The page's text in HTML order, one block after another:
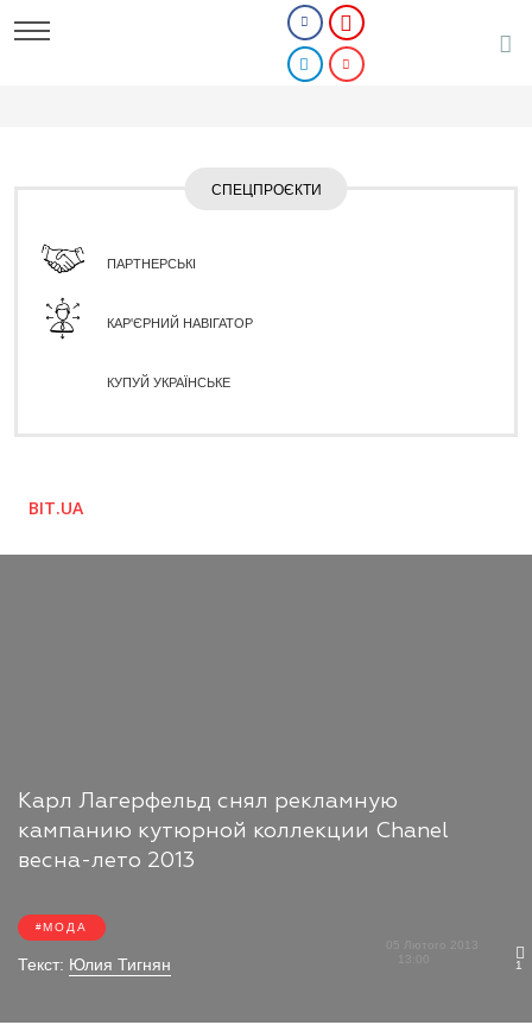
СПЕЦПРОЄКТИ
ПАРТНЕРСЬКІ
КАР'ЄРНИЙ НАВІГАТОР
КУПУЙ УКРАЇНСЬКЕ
BIT.UA
Карл Лагерфельд снял рекламную
кампанию кутюрной коллекции Chanel
весна-лето 2013
МОДА
Текст: Юлия Тигнян
05 Лютого 2013
1